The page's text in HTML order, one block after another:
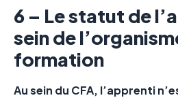
6 – Le statut de
sein de
formation
Au sein du CFA, l’apprenti